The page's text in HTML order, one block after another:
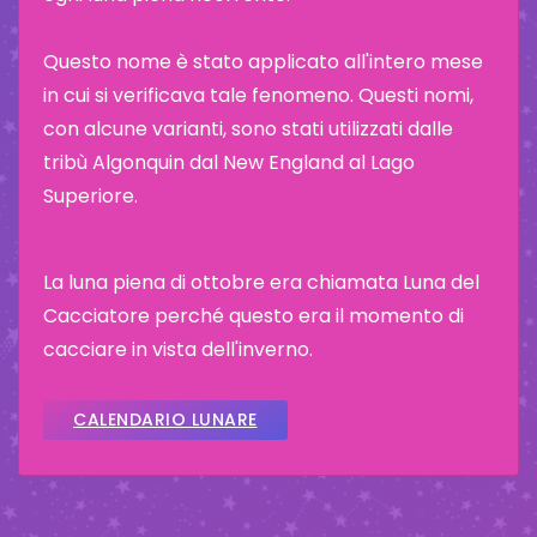
Questo nome è stato applicato all'intero mese
in cui si verificava tale fenomeno. Questi nomi,
con alcune varianti, sono stati utilizzati dalle
tribù Algonquin dal New England al Lago
Superiore.
La luna piena di ottobre era chiamata Luna del
Cacciatore perché questo era il momento di
cacciare in vista dell'inverno.
CALENDARIO LUNARE